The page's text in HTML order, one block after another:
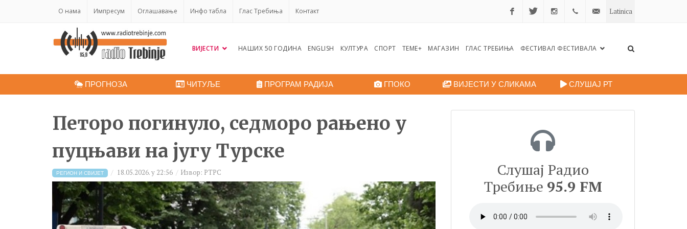
O нама Импресум Оглашавање Инфо табла Глас Требиња Контакт Latinica
ВИЈЕСТИ НАШИХ 50 ГОДИНА ENGLISH КУЛТУРА СПОРТ ТЕМЕ+ МАГАЗИН ГЛАС ТРЕБИЊА ФЕСТИВАЛ ФЕСТИВАЛА
ПРОГНОЗА ЧИТУЉЕ ПРОГРАМ РАДИЈА ГПОКО ВИЈЕСТИ У СЛИКАМА СЛУШАЈ РТ
Петоро погинуло, седморо рањено у
пуцњави на југу Турске
РЕГИОН И СВИЈЕТ 18.05.2026. у 22:56 Извор: РТРС
Слушај Радио
Требиње 95.9 FM